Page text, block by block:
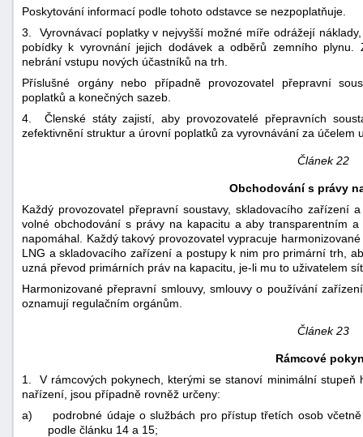
Poskytování informací podle tohoto odstavce se nezpoplatňuje.
3. Vyrovnávací poplatky v nejvyšší možné míře odrážejí
pobídky k vyrovnání jejich dodávek a odběrů zemního
nebrání vstupu nových účastníků na trh.
Příslušné orgány nebo případně provozovatel přepravní
poplatků a konečných sazeb.
4. Členské státy zajistí, aby provozovatelé přepravních
zefektivnění struktur a úrovní poplatků za vyrovnávání za účelem
Článek 22
Obchodování s právy
Každý provozovatel přepravní soustavy, skladovacího zařízení
volné obchodování s právy na kapacitu a aby transparentním
napomáhal. Každý takový provozovatel vypracuje
LNG a skladovacího zařízení a postupy k nim pro primární trh,
uzná převod primárních práv na kapacitu, je-li mu to uživatelem
Harmonizované přepravní smlouvy, smlouvy o používání
oznamují regulačním orgánům.
Článek 23
Rámcové
1. V rámcových pokynech, kterými se stanoví minimální stupeň
nařízení, jsou případně rovněž určeny:
a)
podrobné údaje o službách pro přístup třetích osob
podle článku 14 a 15;